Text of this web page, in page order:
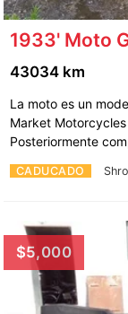
1933' Moto
CADUCADO
43034 km
La moto es un
Market
Posteriormente
$5,000